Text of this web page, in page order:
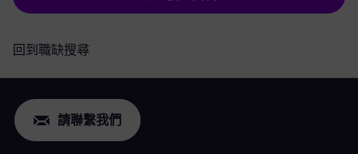
回到職缺搜尋
請聯繫我們